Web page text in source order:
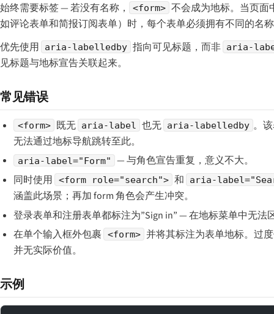
始终需要标签 — 若没有名称， <form> 不会成为地标。当页面
如评论表单和简报订阅表单）时，每个表单必须拥有不同的名
优先使用
aria-labelledby 指向可见标题，而非 aria-
见标题与地标宣告关联起来。
常见错误
<form> 既无 aria-label 也无 aria-labelledby 。
无法通过地标导航跳转至此。
aria-label="Form"
— 与角色宣告重复，意义不大。
同时使用
<form role="search"> 和 aria-
涵盖此场景；再加 form 角色会产生冲突。
登录表单和注册表单都标注为”Sign in” — 在地标菜单中无法
在单个输入框外包裹 <form> 并将其标注为表单地标。过
并无实际价值。
示例